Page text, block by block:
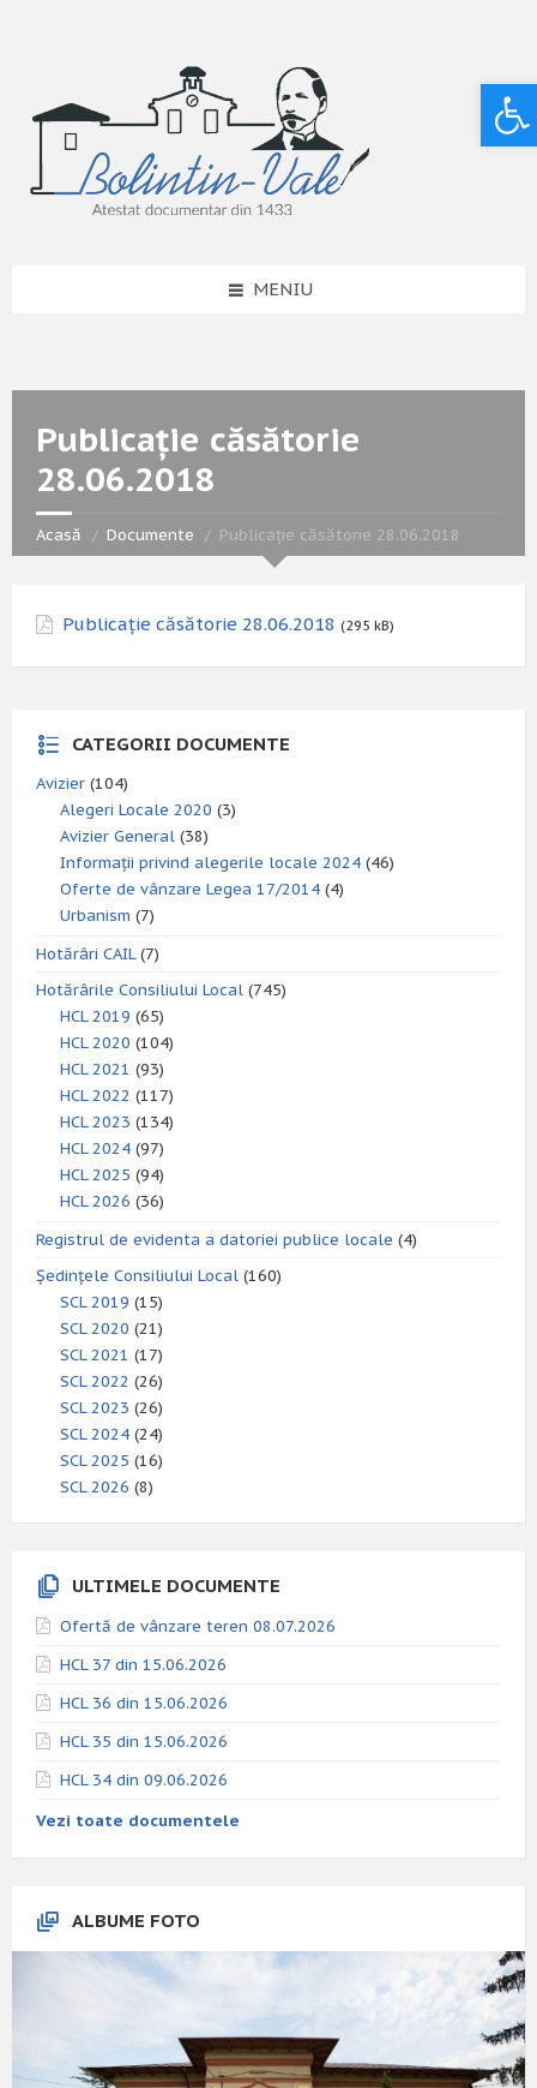
MENIU
Publicație căsătorie
28.06.2018
Acasă Documente Publicație căsătorie 28.06.2018
Publicație căsătorie 28.06.2018 (295 kB)
CATEGORII DOCUMENTE
Avizier (104)
Alegeri Locale 2020 (3)
Avizier General (38)
Informații privind alegerile locale 2024 (46)
Oferte de vânzare Legea 17/2014 (4)
Urbanism (7)
Hotărâri CAIL(7)
Hotărârile Consiliului Local (745)
HCL 2019 (65)
HCL 2020 (104)
HCL 2021 (93)
HCL 2022 (117)
HCL 2023 (134)
HCL 2024 (97)
HCL 2025 (94)
HCL 2026 (36)
Registrul de evidenta a datoriei publice locale (4)
Ședințele Consiliului Local (160)
SCL 2019 (15)
SCL 2020 (21)
SCL 2021 (17)
SCL 2022 (26)
SCL 2023 (26)
SCL 2024 (24)
SCL 2025 (16)
SCL 2026 (8)
ULTIMELE DOCUMENTE
Ofertă de vânzare teren 08.07.2026
HCL 37 din 15.06.2026
HCL 36 din 15.06.2026
HCL 35 din 15.06.2026
HCL 34 din 09.06.2026
Vezi toate documentele
ALBUME FOTO
Deschide bara de unelte